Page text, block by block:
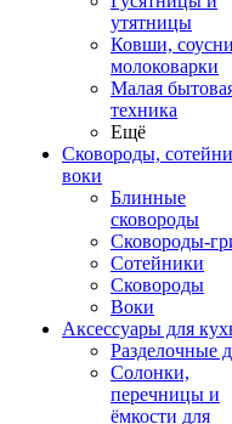
утятницы
Ковши,
молоковарки
Малая
техника
Ещё
Сковороды,
воки
Блинные
сковороды
Сковороды-
Сотейники
Сковороды
Воки
Аксессуары для
Разделочные
Солонки,
перечницы и
ёмкости для